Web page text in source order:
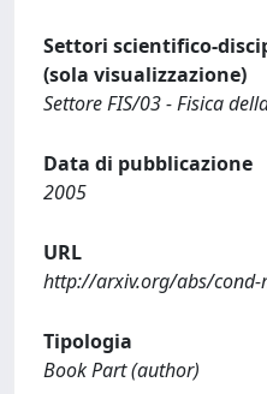
Settori scientifico-
(sola visualizzazione)
Settore FIS/03 - Fisica
Data di pubblicazione
2005
URL
http://arxiv.org/abs/
Tipologia
Book Part (author)